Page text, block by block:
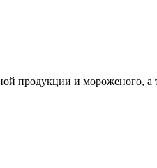
продукции и